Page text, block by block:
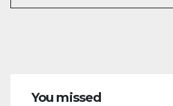
You missed